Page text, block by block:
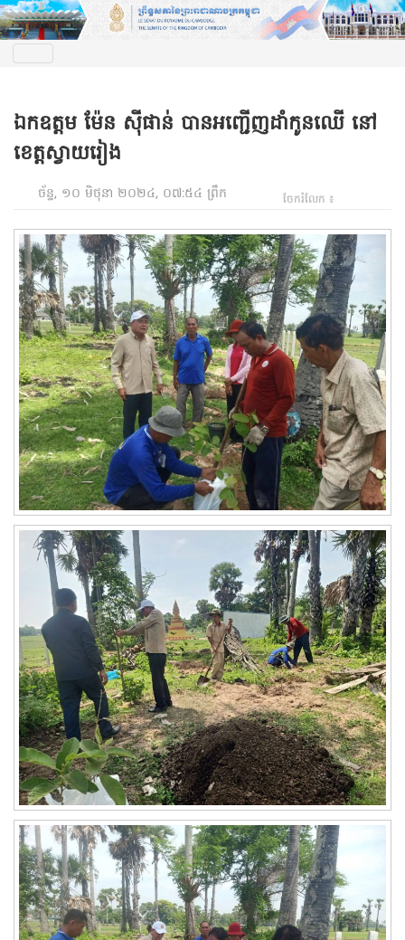
ឯកឧត្តម​ ម៉ែន​ ស៊ីផាន់​ បានអញ្ជេីញដាំកូនឈេី​ នៅ
ខេត្តស្វាយរៀង
ច័ន្ទ, ១០ មិថុនា ២០២៤, ០៧:៥៤ ព្រឹក ចែករំលែក ៖